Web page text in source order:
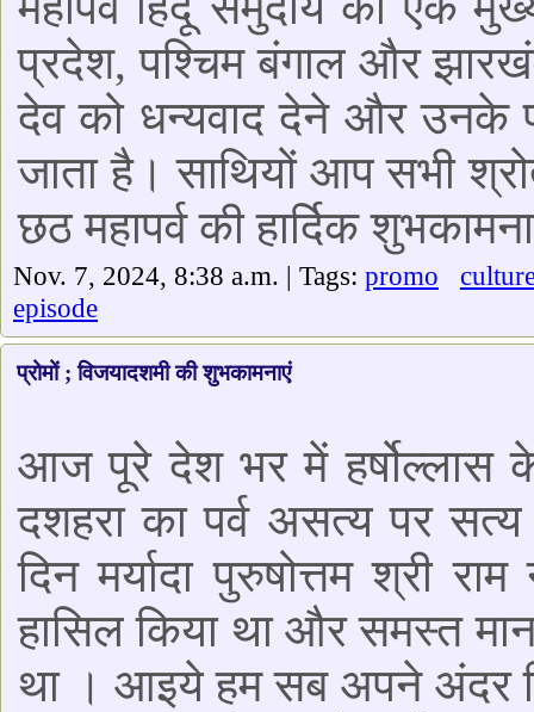
प्रदेश, पश्चिम बंगाल और
देव को धन्यवाद देने और उनके
जाता है। साथियों आप सभी
छठ महापर्व की हार्दिक
Nov. 7, 2024, 8:38 a.m. | Tags: promo
episode
प्रोमों ; विजयादशमी की शुभकामनाएं
आज पूरे देश भर में हर्षोल्लास
दशहरा का पर्व असत्य पर
दिन मर्यादा पुरुषोत्तम श्री
हासिल किया था और समस्त
था । आइये हम सब अपने अंदर